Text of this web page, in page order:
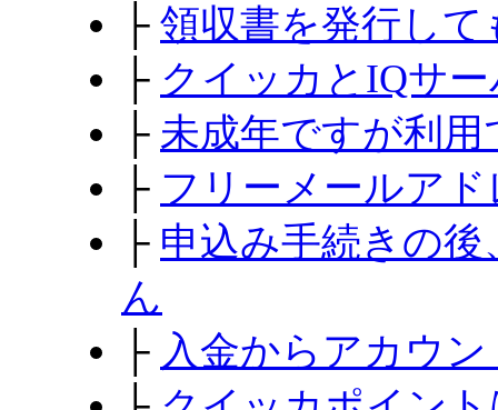
├ 領収書を発行し
├ クイッカとIQサ
├ 未成年ですが利
├ フリーメールア
├ 申込み手続きの
ん
├ 入金からアカウ